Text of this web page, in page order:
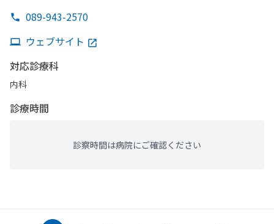
089-943-2570
ウェブサイト
対応診療科
内科
診療時間
診察時間は病院にご確認ください